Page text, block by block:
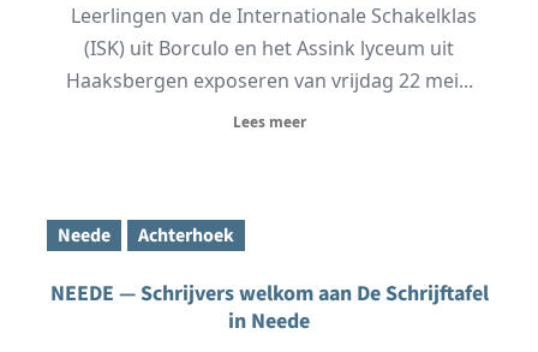
Leerlingen van de Internationale Schakelklas
(ISK) uit Borculo en het Assink lyceum uit
Haaksbergen exposeren van vrijdag 22 mei...
Lees meer
Neede Achterhoek
NEEDE — Schrijvers welkom aan De Schrijftafel
in Neede